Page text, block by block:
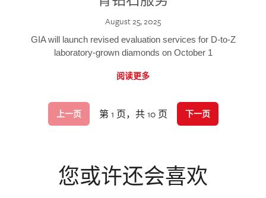
August 25, 2025
GIA will launch revised evaluation services for D-to-Z
laboratory-grown diamonds on October 1
阅读更多
上一页 第 1 页，共 10 页 下一页
您或许还会喜欢